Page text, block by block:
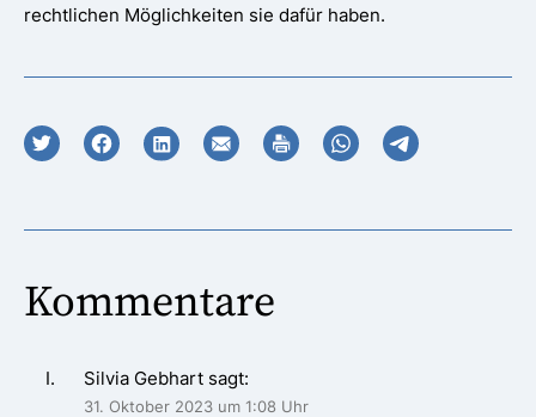
rechtlichen Möglichkeiten sie dafür haben.
Kommentare
Silvia Gebhart sagt:
31. Oktober 2023 um 1:08 Uhr